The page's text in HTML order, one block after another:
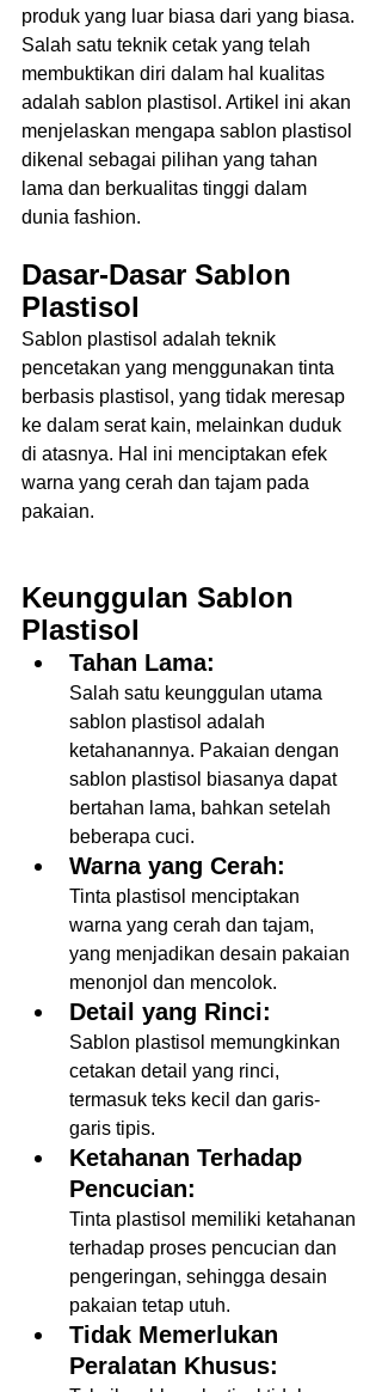
produk yang luar biasa dari yang biasa.
Salah satu teknik cetak yang telah
membuktikan diri dalam hal kualitas
adalah sablon plastisol. Artikel ini akan
menjelaskan mengapa sablon plastisol
dikenal sebagai pilihan yang tahan
lama dan berkualitas tinggi dalam
dunia fashion.
Dasar-Dasar Sablon
Plastisol
Sablon plastisol adalah teknik
pencetakan yang menggunakan tinta
berbasis plastisol, yang tidak meresap
ke dalam serat kain, melainkan duduk
di atasnya. Hal ini menciptakan efek
warna yang cerah dan tajam pada
pakaian.
Keunggulan Sablon
Plastisol
Tahan Lama:
Salah satu keunggulan utama
sablon plastisol adalah
ketahanannya. Pakaian dengan
sablon plastisol biasanya dapat
bertahan lama, bahkan setelah
beberapa cuci.
Warna yang Cerah:
Tinta plastisol menciptakan
warna yang cerah dan tajam,
yang menjadikan desain pakaian
menonjol dan mencolok.
Detail yang Rinci:
Sablon plastisol memungkinkan
cetakan detail yang rinci,
termasuk teks kecil dan garis-
garis tipis.
Ketahanan Terhadap
Pencucian:
Tinta plastisol memiliki ketahanan
terhadap proses pencucian dan
pengeringan, sehingga desain
pakaian tetap utuh.
Tidak Memerlukan
Peralatan Khusus: